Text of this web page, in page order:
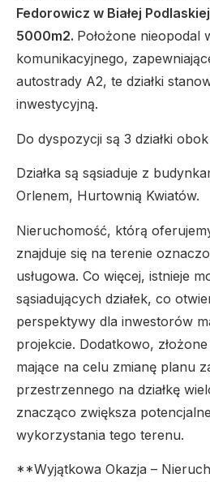
Fedorowicz w Białej
5000m2. Położone nieopodal
komunikacyjnego,
autostrady A2, te działki
inwestycyjną.
Do dyspozycji są 3 działki
Działka są sąsiaduje z
Orlenem, Hurtownią Kwiatów.
Nieruchomość, którą
znajduje się na terenie
usługowa. Co więcej, istnieje
sąsiadujących działek, co
perspektywy dla inwestorów
projekcie. Dodatkowo,
mające na celu zmianę planu
przestrzennego na działkę
znacząco zwiększa
wykorzystania tego terenu.
**Wyjątkowa Okazja –